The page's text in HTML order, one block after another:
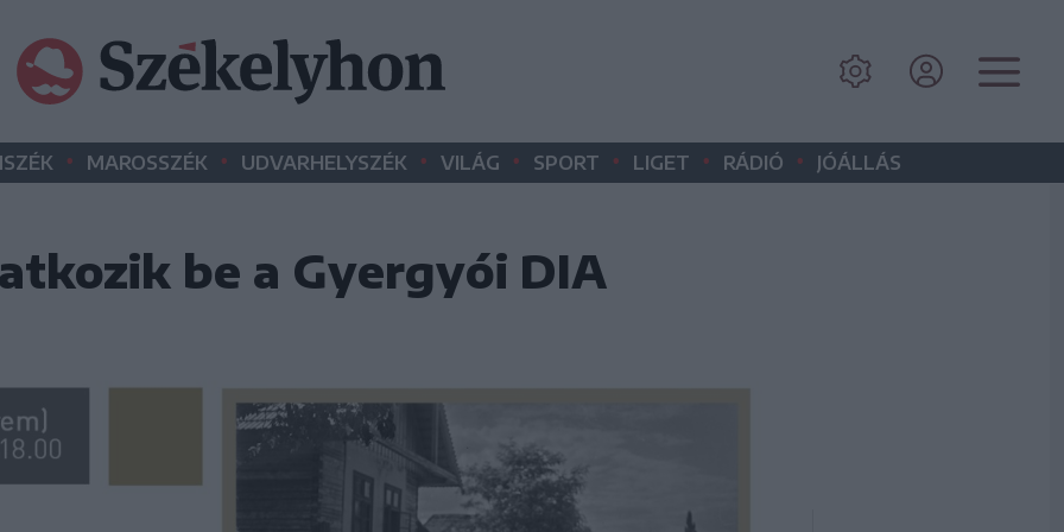
• MAROSSZÉK • UDVARHELYSZÉK • VILÁG • SPORT • LIGET • RÁDIÓ • JÓÁLLÁS
be a Gyergyói DIA